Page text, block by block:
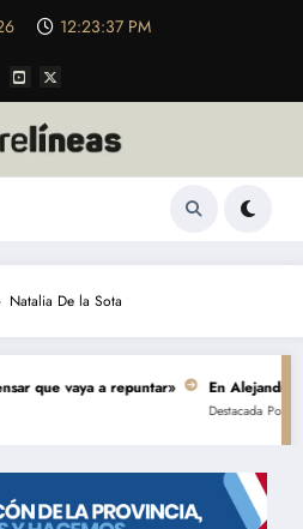
12:23:37 PM
Natalia De la Sota
vaya a repuntar» En Alejandro, una
Destacada Política